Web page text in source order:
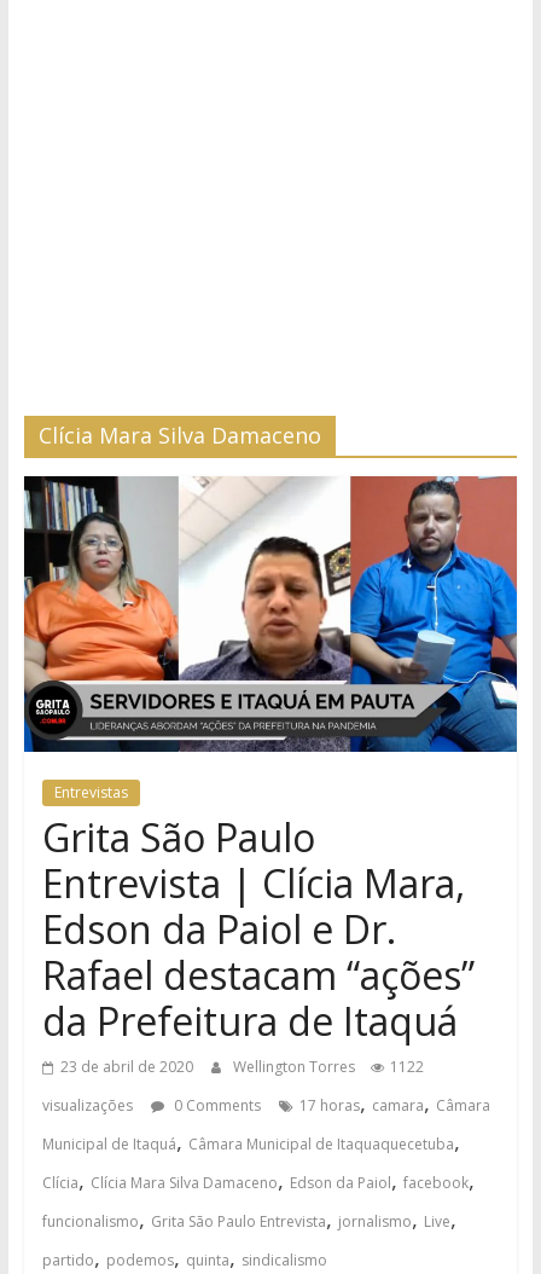
Clícia Mara Silva Damaceno
Entrevistas
Grita São Paulo
Entrevista | Clícia Mara,
Edson da Paiol e Dr.
Rafael destacam “ações”
da Prefeitura de Itaquá
23 de abril de 2020 Wellington Torres
1122
visualizações
0 Comments 17 horas, camara, Câmara
Municipal de Itaquá, Câmara Municipal de Itaquaquecetuba,
Clícia, Clícia Mara Silva Damaceno, Edson da Paiol, facebook,
funcionalismo, Grita São Paulo Entrevista, jornalismo, Live,
partido, podemos, quinta, sindicalismo